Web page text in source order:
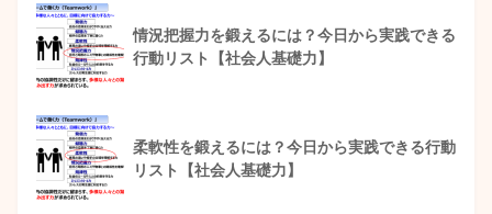
情況把握力を鍛えるには？今日から実践できる
行動リスト【社会人基礎力】
柔軟性を鍛えるには？今日から実践できる行動
リスト【社会人基礎力】